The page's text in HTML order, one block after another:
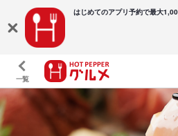
はじめてのアプリ予約で最大
一覧